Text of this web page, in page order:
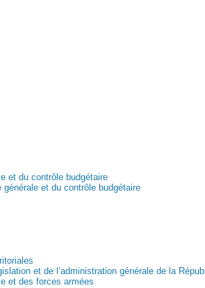
et du contrôle budgétaire
et du contrôle budgétaire
et de l’administration générale de la
et des forces armées